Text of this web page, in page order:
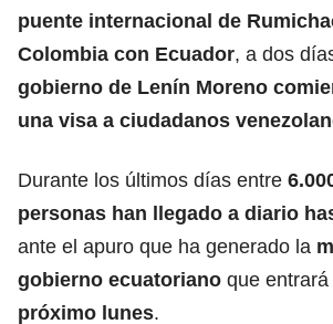
puente internacional de
Colombia con Ecuador, a dos
gobierno de Lenín Moreno
una visa a ciudadanos
Durante los últimos días entre
personas han llegado a diario
ante el apuro que ha generado la
gobierno ecuatoriano que
próximo lunes.